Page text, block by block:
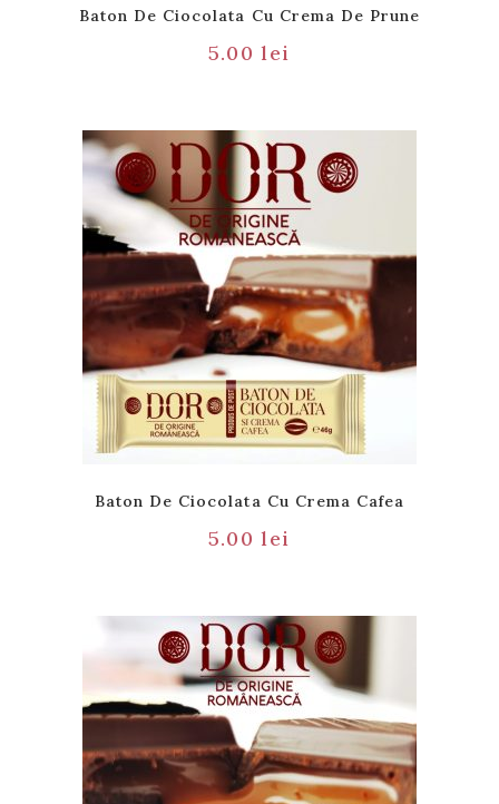
Baton De Ciocolata Cu Crema De Prune
5.00lei
Baton De Ciocolata Cu Crema Cafea
5.00lei